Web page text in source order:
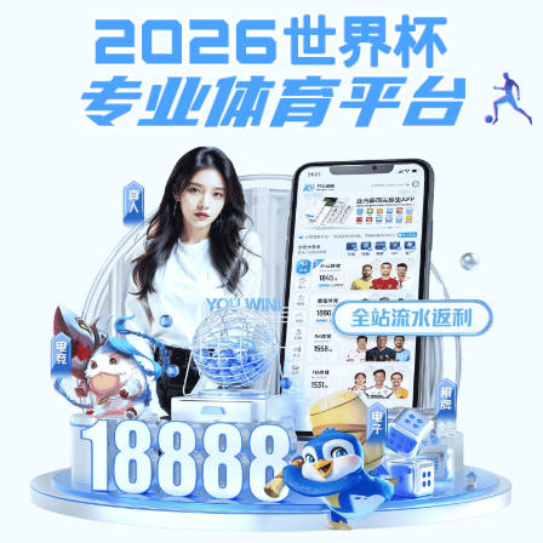
工作动态 通知公
当前位置：党建专栏>>基层党建
【党纪学习教育】外
来源：外语790捕鱼官网(官方)APP下